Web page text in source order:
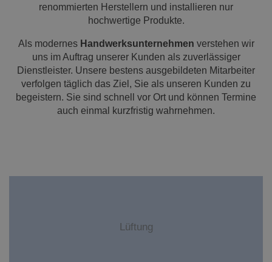
renommierten Herstellern und installieren nur
hochwertige Produkte.
Als modernes Handwerksunternehmen verstehen wir
uns im Auftrag unserer Kunden als zuverlässiger
Dienstleister. Unsere bestens ausgebildeten Mitarbeiter
verfolgen täglich das Ziel, Sie als unseren Kunden zu
begeistern. Sie sind schnell vor Ort und können Termine
auch einmal kurzfristig wahrnehmen.
Lüftung